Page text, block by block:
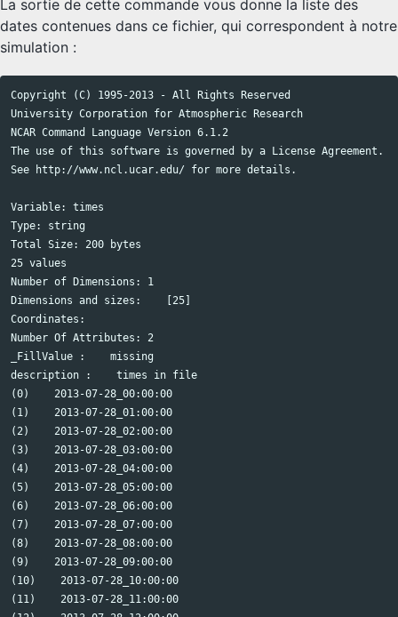
La sortie de cette commande vous donne la liste des
dates contenues dans ce fichier, qui correspondent à notre
simulation :
Copy code
Copyright (C) 1995-2013 - All Rights Reserved
University Corporation for Atmospheric Research
NCAR Command Language Version 6.1.2
The use of this software is governed by a License Agreement.
See http://www.ncl.ucar.edu/ for more details.
Variable: times
Type: string
Total Size: 200 bytes
25 values
Number of Dimensions: 1
Dimensions and sizes:    [25]
Coordinates:
Number Of Attributes: 2
_FillValue :    missing
description :    times in file
(0)    2013-07-28_00:00:00
(1)    2013-07-28_01:00:00
(2)    2013-07-28_02:00:00
(3)    2013-07-28_03:00:00
(4)    2013-07-28_04:00:00
(5)    2013-07-28_05:00:00
(6)    2013-07-28_06:00:00
(7)    2013-07-28_07:00:00
(8)    2013-07-28_08:00:00
(9)    2013-07-28_09:00:00
(10)    2013-07-28_10:00:00
(11)    2013-07-28_11:00:00